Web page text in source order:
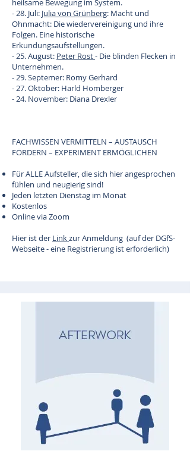
heilsame Bewegung im System.
- 28. Juli: Julia von Grünberg: Macht und
Ohnmacht: Die wiedervereinigung und ihre
Folgen. Eine historische
Erkundungsaufstellungen.
- 25. August: Peter Rost- Die blinden Flecken in
Unternehmen.
- 29. Septemer: Romy Gerhard
- 27. Oktober: Harld Homberger
- 24. November: Diana Drexler
FACHWISSEN VERMITTELN – AUSTAUSCH
FÖRDERN – EXPERIMENT ERMÖGLICHEN
Für ALLE Aufsteller, die sich hier angesprochen
fühlen und neugierig sind!
Jeden letzten Dienstag im Monat
Kostenlos
Online via Zoom
Hier ist der Linkzur Anmeldung (auf der DGfS-
Webseite - eine Registrierung ist erforderlich)